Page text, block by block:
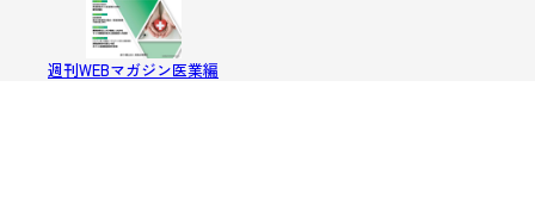
週刊WEBマガジン医業編